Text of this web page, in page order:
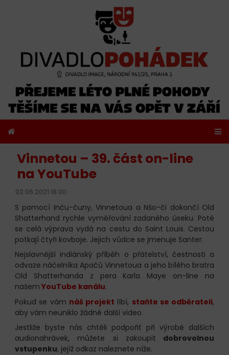
Vinnetou – 39. část on-line
na YouTube
02.06.2021 18:00
S pomocí Inču-čuny, Vinnetoua a Nšo-či dokončí Old
Shatterhand rychle vyměřování zadaného úseku. Poté
se celá výprava vydá na cestu do Saint Louis. Cestou
potkají čtyři kovboje. Jejich vůdce se jmenuje Santer.
Nejslavnější indiánský příběh o přátelství, čestnosti a
odvaze náčelníka Apačů Vinnetoua a jeho bílého bratra
Old Shatterhanda z pera Karla Maye on-line na
našem YouTube kanálu.
Pokud se vám náš projekt líbí, staňte se odběrateli,
aby vám neuniklo žádné další video.
Jestliže byste nás chtěli podpořit při výrobě dalších
audionahrávek, můžete si zakoupit dobrovolnou
vstupenku, jejíž odkaz naleznete níže.